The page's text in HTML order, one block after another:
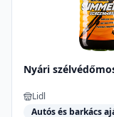
Nyári
Lidl
Autós és barkács